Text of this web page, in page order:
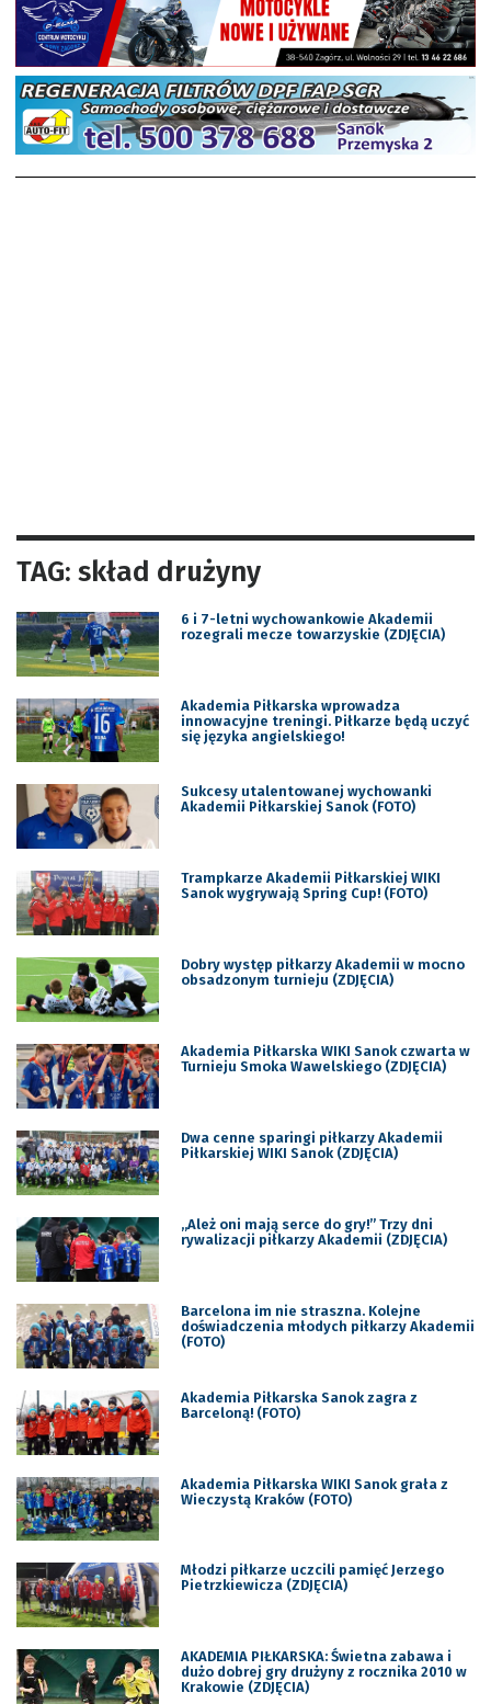
TAG: skład drużyny
6 i 7-letni wychowankowie Akademii
rozegrali mecze towarzyskie (ZDJĘCIA)
Akademia Piłkarska wprowadza
innowacyjne treningi. Piłkarze będą uczyć
się języka angielskiego!
Sukcesy utalentowanej wychowanki
Akademii Piłkarskiej Sanok (FOTO)
Trampkarze Akademii Piłkarskiej WIKI
Sanok wygrywają Spring Cup! (FOTO)
Dobry występ piłkarzy Akademii w mocno
obsadzonym turnieju (ZDJĘCIA)
Akademia Piłkarska WIKI Sanok czwarta w
Turnieju Smoka Wawelskiego (ZDJĘCIA)
Dwa cenne sparingi piłkarzy Akademii
Piłkarskiej WIKI Sanok (ZDJĘCIA)
„Ależ oni mają serce do gry!” Trzy dni
rywalizacji piłkarzy Akademii (ZDJĘCIA)
Barcelona im nie straszna. Kolejne
doświadczenia młodych piłkarzy Akademii
(FOTO)
Akademia Piłkarska Sanok zagra z
Barceloną! (FOTO)
Akademia Piłkarska WIKI Sanok grała z
Wieczystą Kraków (FOTO)
Młodzi piłkarze uczcili pamięć Jerzego
Pietrzkiewicza (ZDJĘCIA)
AKADEMIA PIŁKARSKA: Świetna zabawa i
dużo dobrej gry drużyny z rocznika 2010 w
Krakowie (ZDJĘCIA)